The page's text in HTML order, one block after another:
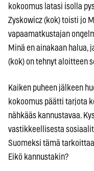
kokoomus latasi isolla
Zyskowicz (kok) toisti jo
vapaamatkustajan
Minä en ainakaan halua,
(kok) on tehnyt aloitteen
Kaiken puheen jälkeen
kokoomus päätti tarjota
nähkääs kannustavaa.
vastikkeellisesta
Suomeksi tämä
Eikö kannustakin?